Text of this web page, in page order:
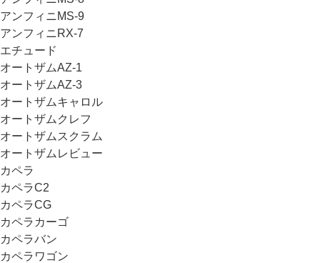
アンフィニMS-9
アンフィニRX-7
エチュード
オートザムAZ-1
オートザムAZ-3
オートザムキャロル
オートザムクレフ
オートザムスクラム
オートザムレビュー
カペラ
カペラC2
カペラCG
カペラカーゴ
カペラバン
カペラワゴン